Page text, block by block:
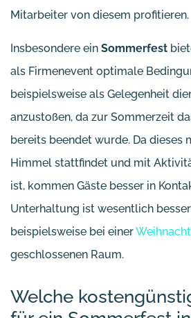
Mitarbeiter von diesem profitieren.
Insbesondere ein Sommerfest
als Firmenevent optimale
beispielsweise als Gelegenheit
anzustoßen, da zur Sommerzeit
bereits beendet wurde. Da dieses
Himmel stattfindet und mit
ist, kommen Gäste besser in
Unterhaltung ist wesentlich
beispielsweise bei einer
geschlossenen Raum.
Welche